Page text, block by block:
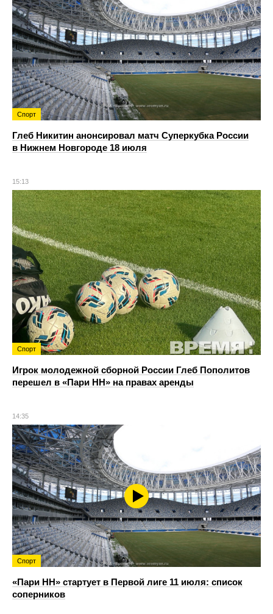
Спорт
Глеб Никитин анонсировал матч Суперкубка России
в Нижнем Новгороде 18 июля
15:13
Спорт
Игрок молодежной сборной России Глеб Пополитов
перешел в «Пари НН» на правах аренды
14:35
Спорт
«Пари НН» стартует в Первой лиге 11 июля: список
соперников